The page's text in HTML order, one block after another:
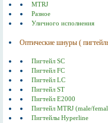
MTRJ
Разное
Уличного исполнения
Оптические шнуры (
Пигтейл SC
Пигтейл FC
Пигтейл LC
Пигтейл ST
Пигтейл E2000
Пигтейл MTRJ (male/
Пигтейлы Hyperline